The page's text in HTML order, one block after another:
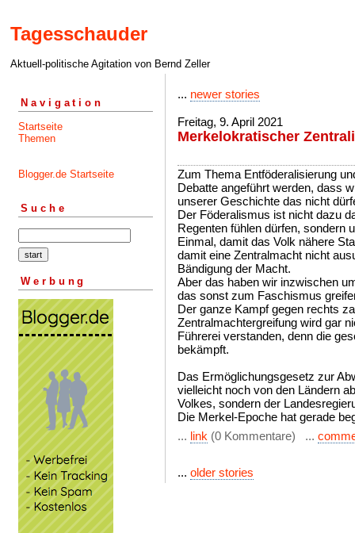
Tagesschauder
Aktuell-politische Agitation von Bernd Zeller
Navigation
Startseite
Themen
Blogger.de Startseite
Suche
Werbung
... newer stories
Freitag, 9. April 2021
Merkelokratischer
Zum Thema Entföderalisierung
Debatte angeführt werden, dass
unserer Geschichte das nicht
Der Föderalismus ist nicht dazu
Regenten fühlen dürfen, sondern
Einmal, damit das Volk nähere
damit eine Zentralmacht nicht
Bändigung der Macht.
Aber das haben wir inzwischen
das sonst zum Faschismus
Der ganze Kampf gegen rechts
Zentralmachtergreifung wird gar
Führerei verstanden, denn die
bekämpft.
Das Ermöglichungsgesetz zur
vielleicht noch von den Ländern
Volkes, sondern der
Die Merkel-Epoche hat gerade
... link (0 Kommentare) ...
... older stories